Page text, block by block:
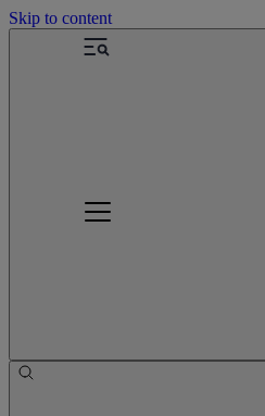
Skip to content